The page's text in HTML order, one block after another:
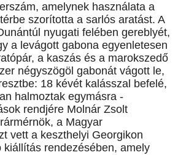
amelynek használata a
szorította a sarlós aratást. A
nyugati felében gereblyét,
a levágott gabona egyenletesen
a kaszás és a marokszedő
négyszögöl gabonát vágott le,
18 kévét kalásszal befelé,
halmoztak egymásra -
rendjére Molnár Zsolt
a Magyar
vett a keszthelyi Georgikon
rendezésében, amely